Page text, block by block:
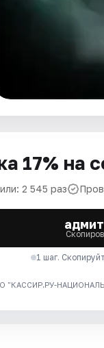
17% на
2 545 раз
1 шаг.
"КАССИР.РУ-